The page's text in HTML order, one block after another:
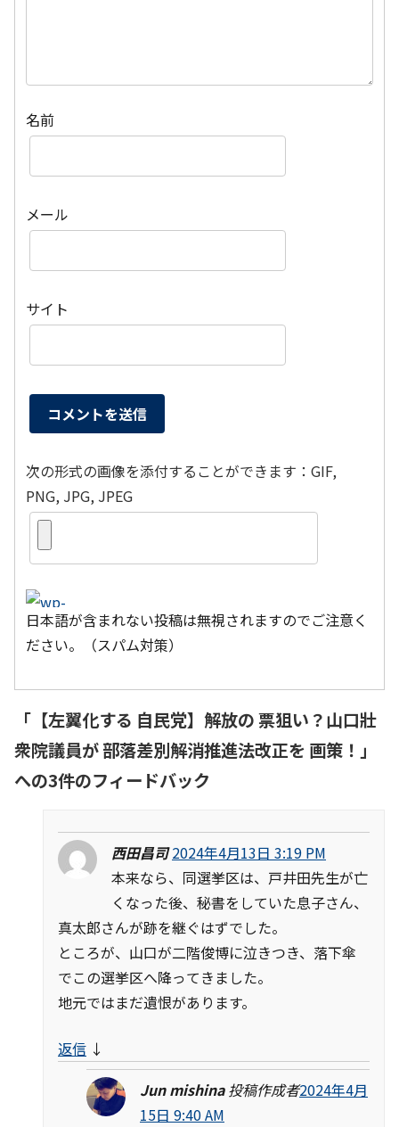
名前
メール
サイト
次の形式の画像を添付することができます：GIF,
PNG, JPG, JPEG
日本語が含まれない投稿は無視されますのでご注意く
ださい。（スパム対策）
「 【左翼化する 自民党】解放の 票狙い？山口壯
衆院議員が 部落差別解消推進法改正を 画策！ 」
への3件のフィードバック
西田昌司 2024年4月13日 3:19 PM
本来なら、同選挙区は、戸井田先生が亡
くなった後、秘書をしていた息子さん、
真太郎さんが跡を継ぐはずでした。
ところが、山口が二階俊博に泣きつき、落下傘
でこの選挙区へ降ってきました。
地元ではまだ遺恨があります。
返信 ↓
Jun mishina 投稿作成者2024年4月
15日 9:40 AM